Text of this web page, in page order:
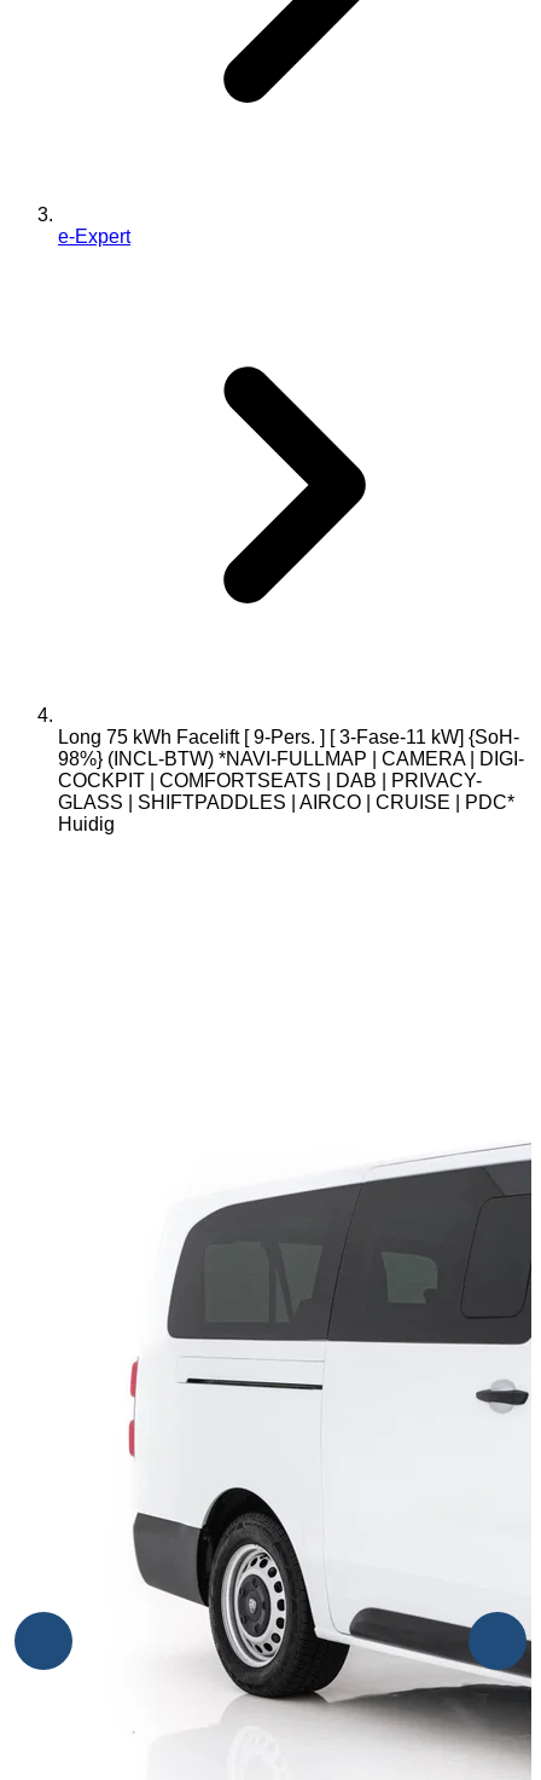
e-Expert
Long 75 kWh Facelift [ 9-Pers. ] [ 3-Fase-11 kW] {SoH-
98%} (INCL-BTW) *NAVI-FULLMAP | CAMERA | DIGI-
COCKPIT | COMFORTSEATS | DAB | PRIVACY-
GLASS | SHIFTPADDLES | AIRCO | CRUISE | PDC*
Huidig